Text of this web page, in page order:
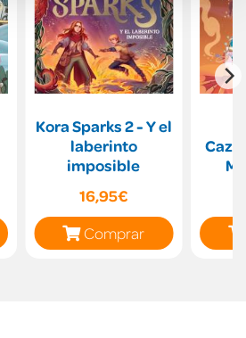
Kora Sparks 2 - Y el
laberinto
imposible
16,95€
Comprar